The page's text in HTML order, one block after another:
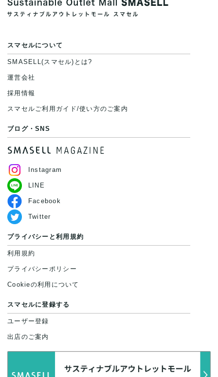
スマセルについて
SMASELL(スマセル)とは?
運営会社
採用情報
スマセルご利用ガイド/使い方のご案内
ブログ・SNS
Instagram
LINE
Facebook
Twitter
プライバシーと利用規約
利用規約
プライバシーポリシー
Cookieの利用について
スマセルに登録する
ユーザー登録
出店のご案内